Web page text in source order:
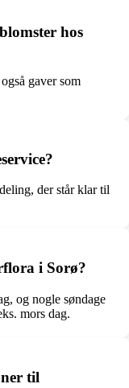
hos
gaver som
der står klar til
i Sorø?
og nogle søndage
mors dag.
til